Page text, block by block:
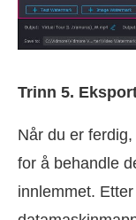
Trinn 5.
Når du er
for å behandle
innlemmet.